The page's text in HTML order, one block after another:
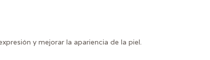
y mejorar la apariencia de la piel.